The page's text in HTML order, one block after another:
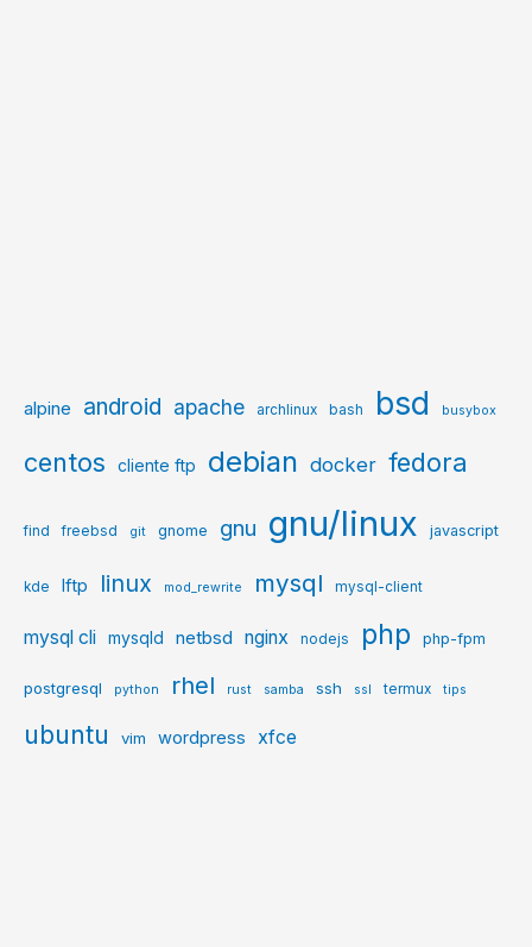
alpine android apache archlinux bash bsd busybox
centos cliente ftp debian docker fedora
find freebsd git gnome gnu gnu/linux javascript
kde lftp linux mod_rewrite mysql mysql-client
mysql cli mysqld netbsd nginx nodejs php php-fpm
postgresql python rhel rust samba ssh ssl termux tips
ubuntu vim wordpress xfce